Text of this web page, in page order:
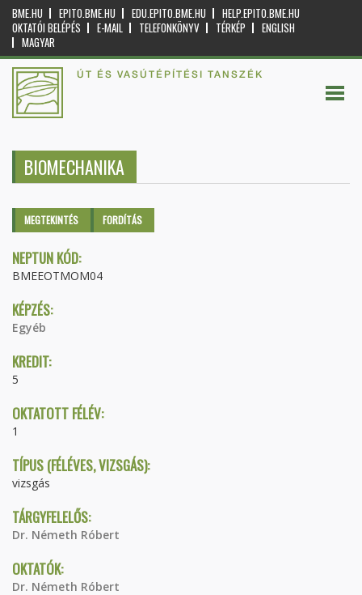
BME.HU EPITO.BME.HU EDU.EPITO.BME.HU
HELP.EPITO.BME.HU
OKTATÓI BELÉPÉS
E-MAIL TELEFONKÖNYV TÉRKÉP
ENGLISH
MAGYAR
ÚT ÉS VASÚTÉPÍTÉSI TANSZÉK
BIOMECHANIKA
Elsődleges fülek
MEGTEKINTÉS (AKTÍVFORDÍTÁS
NEPTUN KÓD:
BMEEOTMOM04
KÉPZÉS:
Egyéb
KREDIT:
5
OKTATOTT FÉLÉV:
1
TÍPUS (FÉLÉVES, VIZSGÁS):
vizsgás
TÁRGYFELELŐS:
Dr. Németh Róbert
OKTATÓK:
Dr. Németh Róbert